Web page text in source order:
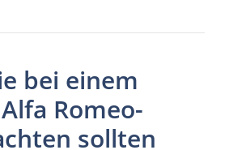
bei einem
Romeo-
sollten